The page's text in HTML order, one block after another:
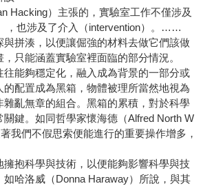
Hacking）主張的，實驗室工作不僅涉及
，也涉及了介入（intervention）。……
與拼湊，以便讓倔強的材料去做它們該做
只能涵蓋實驗室裡面臨的部分情況。
能夠穩定化，融入成為背景的一部分或
配置成為黑箱，物體被理所當然地視為
雜亂無章的組合。黑箱的累積，對於科學
鍵。如同哲學家懷海德（Alfred North W
我們不假思索便能進行的重要操作增多，
抱科學與技術，以便能夠影響科學與技
哈洛威（Donna Haraway）所說，與其